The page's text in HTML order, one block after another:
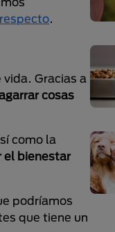
.
Gracias a
cosas
como la
el bienestar
podríamos
que tiene un